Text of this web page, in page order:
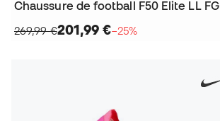
Chaussure de football F50 Elite LL FG
269,99 €201,99 €−25%